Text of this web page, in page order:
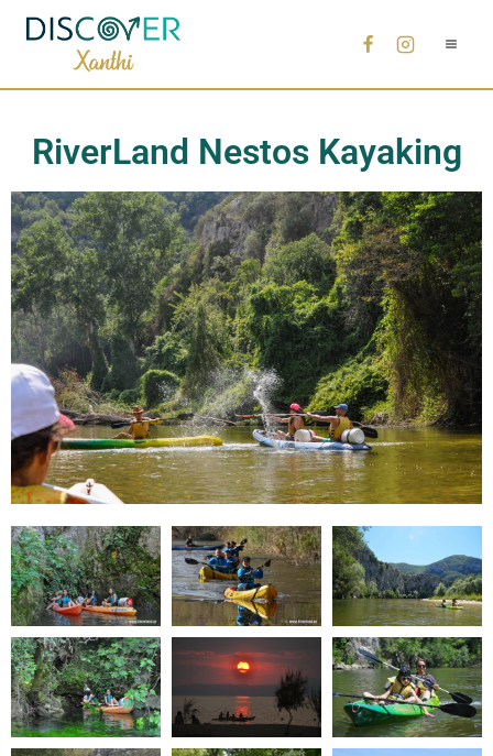
RiverLand Nestos Kayaking